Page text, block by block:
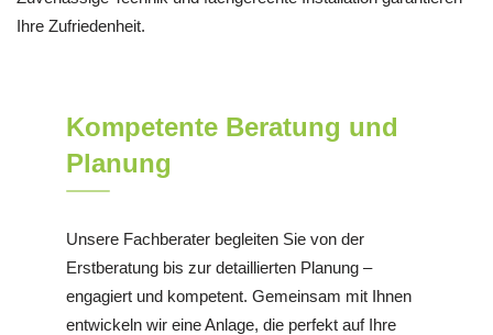
Ihre Zufriedenheit.
Kompetente Beratung und
Planung
Unsere Fachberater begleiten Sie von der
Erstberatung bis zur detaillierten Planung –
engagiert und kompetent. Gemeinsam mit Ihnen
entwickeln wir eine Anlage, die perfekt auf Ihre